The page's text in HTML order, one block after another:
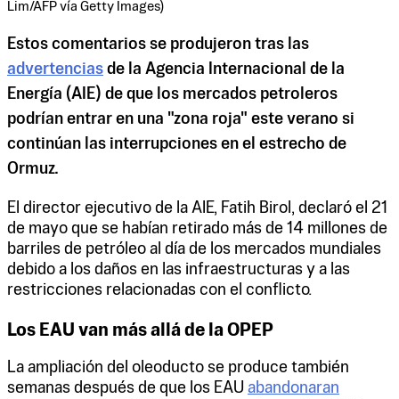
Lim/AFP vía Getty Images)
Estos comentarios se produjeron tras las
advertencias de la Agencia Internacional de la
Energía (AIE) de que los mercados petroleros
podrían entrar en una "zona roja" este verano si
continúan las interrupciones en el estrecho de
Ormuz.
El director ejecutivo de la AIE, Fatih Birol, declaró el 21
de mayo que se habían retirado más de 14 millones de
barriles de petróleo al día de los mercados mundiales
debido a los daños en las infraestructuras y a las
restricciones relacionadas con el conflicto.
Los EAU van más allá de la OPEP
La ampliación del oleoducto se produce también
semanas después de que los EAU abandonaran